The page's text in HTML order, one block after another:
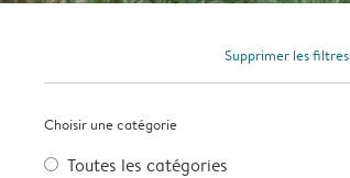
Supprimer les filtres
Choisir une catégorie
Toutes les catégories